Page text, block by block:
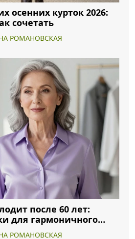
осенних курток 2026:
сочетать
РОМАНОВСКАЯ
после 60 лет:
для гармоничного
РОМАНОВСКАЯ